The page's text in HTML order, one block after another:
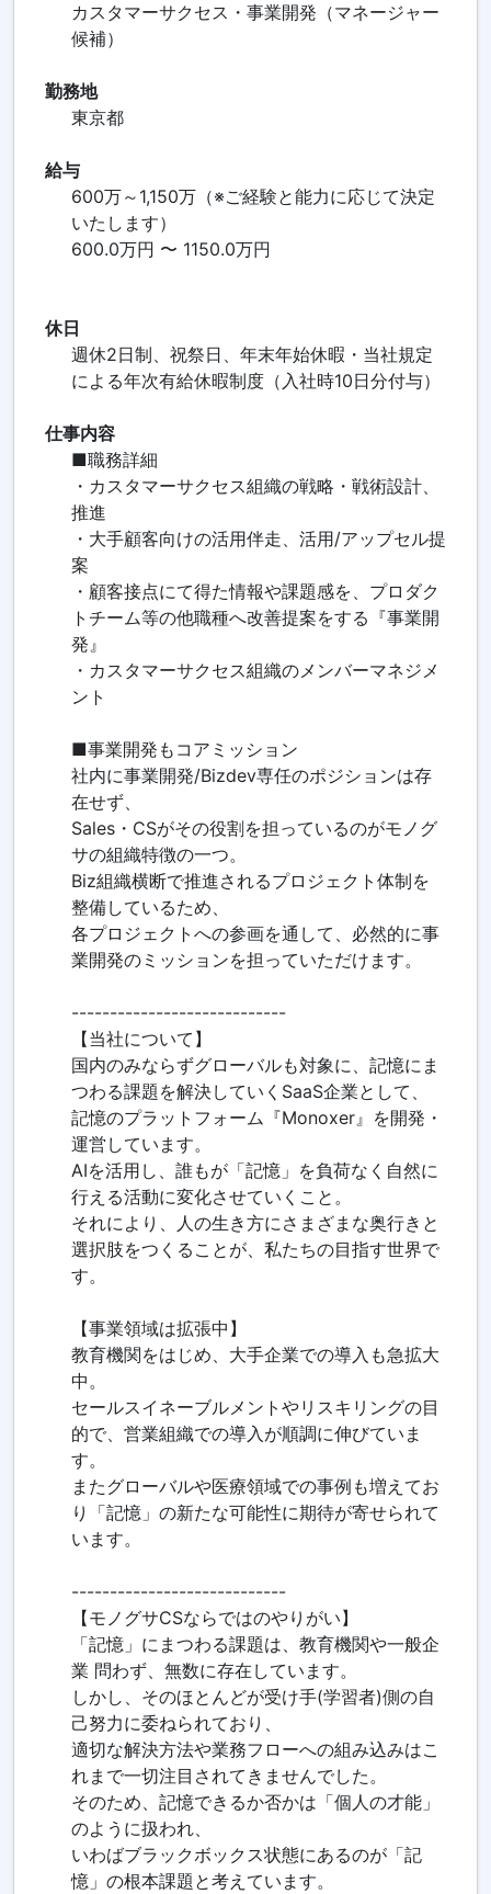
カスタマーサクセス・事業開発（マネージャー
候補）
勤務地
東京都
給与
600万～1,150万（※ご経験と能力に応じて決定
いたします）
600.0万円 〜 1150.0万円
休日
週休2日制、祝祭日、年末年始休暇・当社規定
による年次有給休暇制度（入社時10日分付与）
仕事内容
■職務詳細
・カスタマーサクセス組織の戦略・戦術設計、
推進
・大手顧客向けの活用伴走、活用/アップセル提
案
・顧客接点にて得た情報や課題感を、プロダク
トチーム等の他職種へ改善提案をする『事業開
発』
・カスタマーサクセス組織のメンバーマネジメ
ント
■事業開発もコアミッション
社内に事業開発/Bizdev専任のポジションは存
在せず、
Sales・CSがその役割を担っているのがモノグ
サの組織特徴の一つ。
Biz組織横断で推進されるプロジェクト体制を
整備しているため、
各プロジェクトへの参画を通して、必然的に事
業開発のミッションを担っていただけます。
----------------------------
【当社について】
国内のみならずグローバルも対象に、記憶にま
つわる課題を解決していくSaaS企業として、
記憶のプラットフォーム『Monoxer』を開発・
運営しています。
AIを活用し、誰もが「記憶」を負荷なく自然に
行える活動に変化させていくこと。
それにより、人の生き方にさまざまな奥行きと
選択肢をつくることが、私たちの目指す世界で
す。
【事業領域は拡張中】
教育機関をはじめ、大手企業での導入も急拡大
中。
セールスイネーブルメントやリスキリングの目
的で、営業組織での導入が順調に伸びていま
す。
またグローバルや医療領域での事例も増えてお
り「記憶」の新たな可能性に期待が寄せられて
います。
----------------------------
【モノグサCSならではのやりがい】
「記憶」にまつわる課題は、教育機関や一般企
業 問わず、無数に存在しています。
しかし、そのほとんどが受け手(学習者)側の自
己努力に委ねられており、
適切な解決方法や業務フローへの組み込みはこ
れまで一切注目されてきませんでした。
そのため、記憶できるか否かは「個人の才能」
のように扱われ、
いわばブラックボックス状態にあるのが「記
憶」の根本課題と考えています。